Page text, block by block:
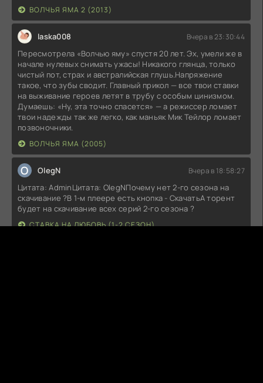
ВОЛЧЬЯ ЯМА 2 (2013)
laska008 Вчера в 23:30:44
Пересмотрела «Волчью яму» спустя 20 лет. Эх, умели же в
начале нулевых снимать ужасы! Никакого глянца, только
чистый пот, страх и австралийская глушь.Напряжение
такое, что зубы сводит. Главный прикол — все твои ставки
на выживание героев летят в трубу с особым цинизмом.
Думаешь: «Ну, эта точно спасется» — а режиссер ломает
твои надежды так же легко, как маньяк Мик Тейлор ломает
позвоночники.
ВОЛЧЬЯ ЯМА (2005)
O OlegN Вчера в 18:58:27
Цитата: AdminЦитата: OlegNПочему нет 2-го сезона на
скачивание ?В 1-м плеере есть кнопка - СкачатьА торент
будет на скачивание всех серий 2-го сезона ?
СТАВКА НА ЛЮБОВЬ (1-2 СЕЗОН)